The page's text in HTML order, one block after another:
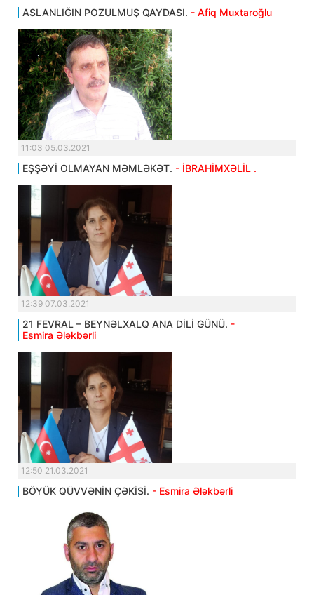
ASLANLIĞIN POZULMUŞ QAYDASI. - Afiq Muxtaroğlu
11:03 05.03.2021
EŞŞƏYİ OLMAYAN MƏMLƏKƏT. - İBRAHİMXƏLİL .
12:39 07.03.2021
21 FEVRAL – BEYNƏLXALQ ANA DİLİ GÜNÜ. -
Esmira Ələkbərli
12:50 21.03.2021
BÖYÜK QÜVVƏNİN ÇƏKİSİ. - Esmira Ələkbərli